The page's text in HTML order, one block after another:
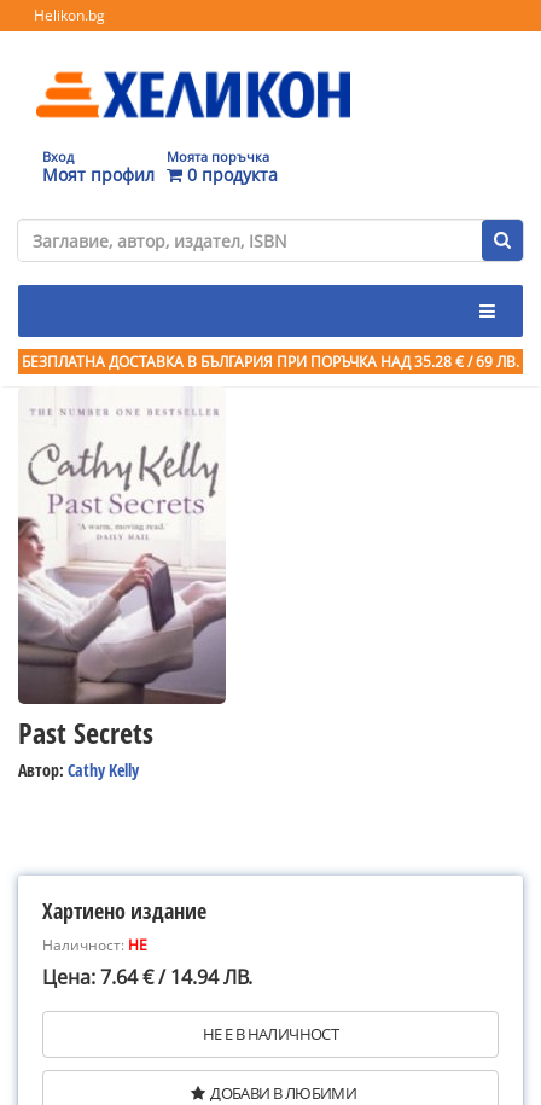
Helikon.bg
Вход
Моят профил
Моята поръчка
0 продукта
БЕЗПЛАТНА ДОСТАВКА В БЪЛГАРИЯ ПРИ ПОРЪЧКА НАД 35.28 € / 69 ЛВ.
Past Secrets
Автор: Cathy Kelly
Хартиено издание
Наличност: НЕ
Цена: 7.64 € / 14.94 ЛВ.
НЕ Е В НАЛИЧНОСТ
ДОБАВИ В ЛЮБИМИ